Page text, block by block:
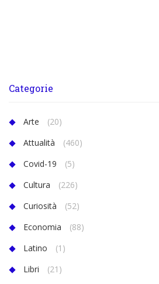
Categorie
Arte
(20)
Attualità
(460)
Covid-19
(5)
Cultura
(226)
Curiosità
(52)
Economia
(88)
Latino
(1)
Libri
(21)